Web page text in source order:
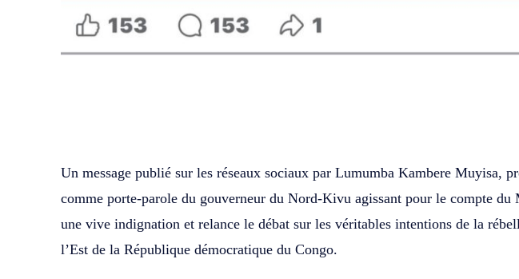
Un message publié sur les réseaux sociaux par Lumumba Kambere Muyisa,
comme porte-parole du gouverneur du Nord-Kivu agissant pour le compte du
une vive indignation et relance le débat sur les véritables intentions de la
l’Est de la République démocratique du Congo.